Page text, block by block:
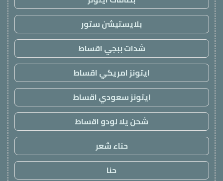
بلايستيشن ستور
شدات ببجي اقساط
ايتونز امريكي اقساط
ايتونز سعودي اقساط
شحن يلا لودو اقساط
حناء شعر
حنا